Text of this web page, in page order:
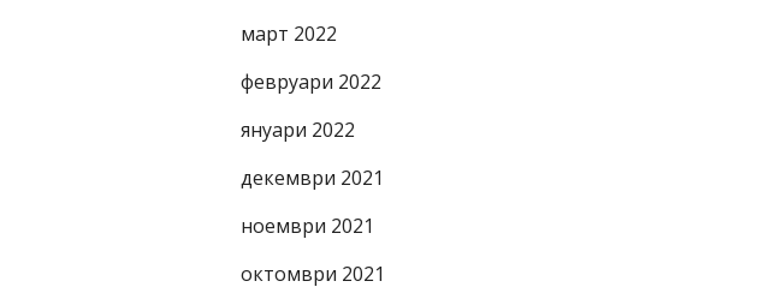
март 2022
февруари 2022
януари 2022
декември 2021
ноември 2021
октомври 2021